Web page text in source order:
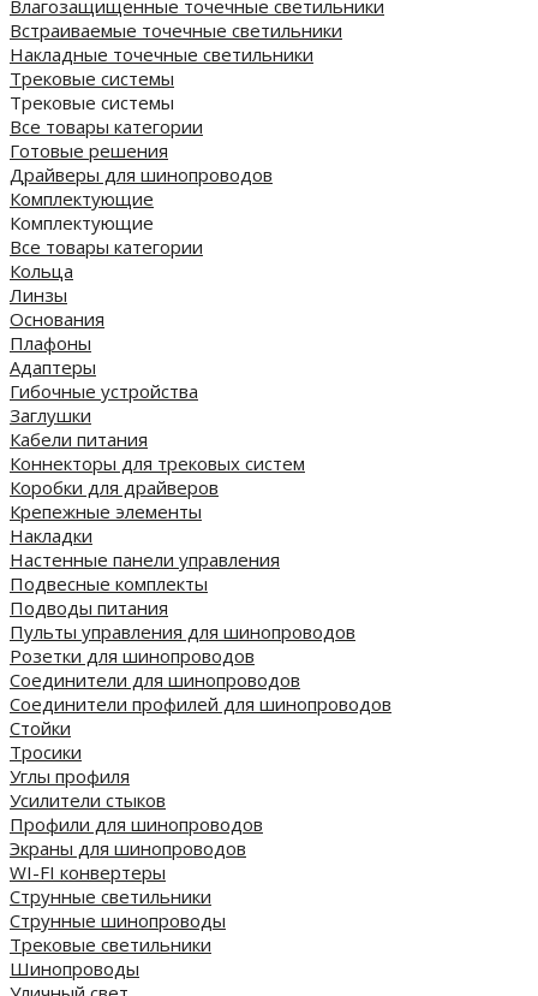
Влагозащищенные точечные светильники
Встраиваемые точечные светильники
Накладные точечные светильники
Трековые системы
Трековые системы
Все товары категории
Готовые решения
Драйверы для шинопроводов
Комплектующие
Комплектующие
Все товары категории
Кольца
Линзы
Основания
Плафоны
Адаптеры
Гибочные устройства
Заглушки
Кабели питания
Коннекторы для трековых систем
Коробки для драйверов
Крепежные элементы
Накладки
Настенные панели управления
Подвесные комплекты
Подводы питания
Пульты управления для шинопроводов
Розетки для шинопроводов
Соединители для шинопроводов
Соединители профилей для шинопроводов
Стойки
Тросики
Углы профиля
Усилители стыков
Профили для шинопроводов
Экраны для шинопроводов
WI-FI конвертеры
Струнные светильники
Струнные шинопроводы
Трековые светильники
Шинопроводы